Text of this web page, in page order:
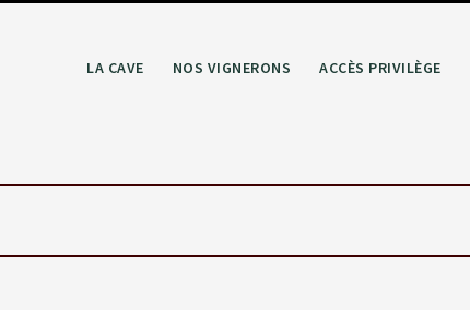
LA CAVE NOS VIGNERONS ACCÈS PRIVILÈGE